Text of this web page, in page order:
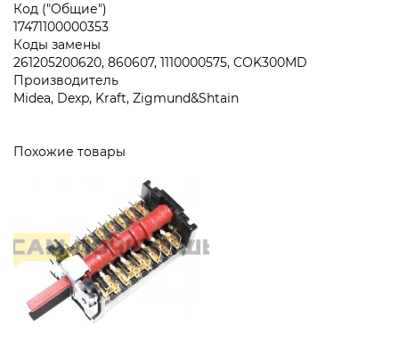
Код ("Общие")
17471100000353
Коды замены
261205200620, 860607, 1110000575, COK300MD
Производитель
Midea, Dexp, Kraft, Zigmund&Shtain
Похожие товары